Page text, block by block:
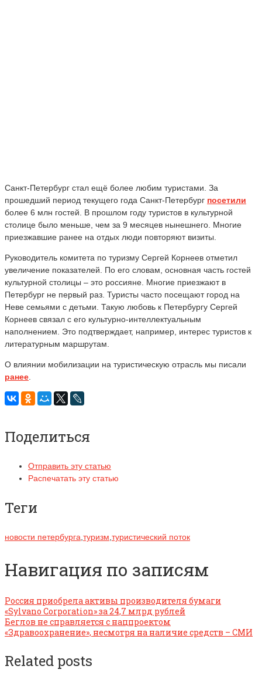
Санкт-Петербург стал ещё более любим туристами. За
прошедший период текущего года Санкт-Петербург посетили
более 6 млн гостей. В прошлом году туристов в культурной
столице было меньше, чем за 9 месяцев нынешнего. Многие
приезжавшие ранее на отдых люди повторяют визиты.
Руководитель комитета по туризму Сергей Корнеев отметил
увеличение показателей. По его словам, основная часть гостей
культурной столицы – это россияне. Многие приезжают в
Петербург не первый раз. Туристы часто посещают город на
Неве семьями с детьми. Такую любовь к Петербургу Сергей
Корнеев связал с его культурно-интеллектуальным
наполнением. Это подтверждает, например, интерес туристов к
литературным маршрутам.
О влиянии мобилизации на туристическую отрасль мы писали
ранее
Поделиться
Отправить эту статью
Распечатать эту статью
Теги
новости петербурга туризм туристический поток
Навигация по записям
Россия приобрела активы производителя бумаги
«Sylvano Corporation» за 24,7 млрд рублей
Беглов не справляется с нацпроектом
«Здравоохранение», несмотря на наличие средств – СМИ
Related posts